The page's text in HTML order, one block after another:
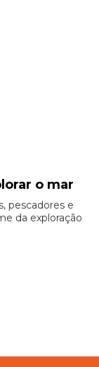
o mar
pescadores e
da exploração